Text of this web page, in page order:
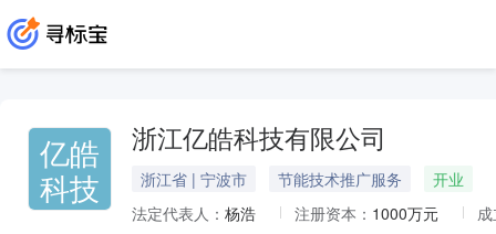
亿皓
科技
浙江亿皓科技有限公司
浙江省 | 宁波市 节能技术推广服务
开业
法定代表人： 杨浩 注册资本： 1000万元